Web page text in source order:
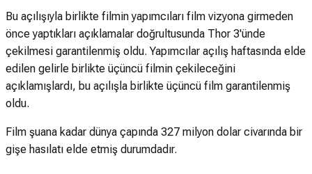
Bu açılışıyla birlikte filmin yapımcıları film vizyona girmeden
önce yaptıkları açıklamalar doğrultusunda Thor 3'ünde
çekilmesi garantilenmiş oldu. Yapımcılar açılış haftasında elde
edilen gelirle birlikte üçüncü filmin çekileceğini
açıklamışlardı, bu açılışla birlikte üçüncü film garantilenmiş
oldu.
Film şuana kadar dünya çapında 327 milyon dolar civarında bir
gişe hasılatı elde etmiş durumdadır.